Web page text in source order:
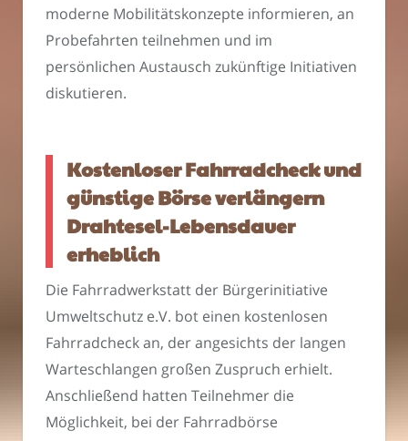
moderne Mobilitätskonzepte informieren, an
Probefahrten teilnehmen und im
persönlichen Austausch zukünftige Initiativen
diskutieren.
Kostenloser Fahrradcheck und
günstige Börse verlängern
Drahtesel-Lebensdauer
erheblich
Die Fahrradwerkstatt der Bürgerinitiative
Umweltschutz e.V. bot einen kostenlosen
Fahrradcheck an, der angesichts der langen
Warteschlangen großen Zuspruch erhielt.
Anschließend hatten Teilnehmer die
Möglichkeit, bei der Fahrradbörse